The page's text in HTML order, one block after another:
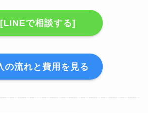
[LINEで相談する]
の流れと費用を見る